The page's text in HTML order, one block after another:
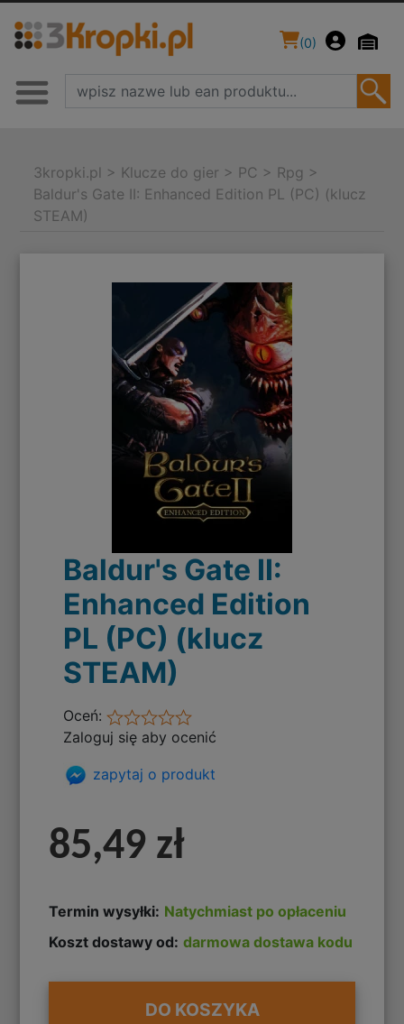
(0)
3kropki.pl > Klucze do gier > PC > Rpg >
Baldur's Gate II: Enhanced Edition PL (PC) (klucz
STEAM)
Baldur's Gate II:
Enhanced Edition
PL (PC) (klucz
STEAM)
Oceń:
Zaloguj się aby ocenić
zapytaj o produkt
85,49 zł
Termin wysyłki: Natychmiast po opłaceniu
Koszt dostawy od: darmowa dostawa kodu
DO KOSZYKA